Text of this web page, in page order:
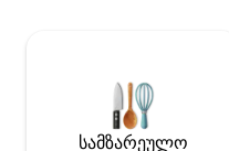
სამზარეულო